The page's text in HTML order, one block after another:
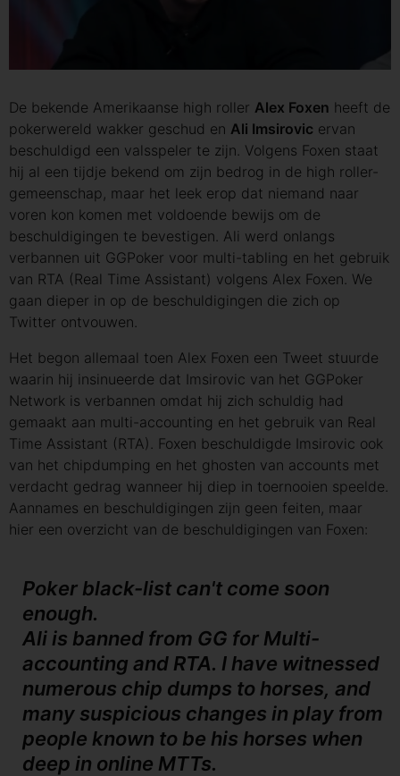
De bekende Amerikaanse high roller Alex Foxen heeft de
pokerwereld wakker geschud en Ali Imsirovic ervan
beschuldigd een valsspeler te zijn. Volgens Foxen staat
hij al een tijdje bekend om zijn bedrog in de high roller-
gemeenschap, maar het leek erop dat niemand naar
voren kon komen met voldoende bewijs om de
beschuldigingen te bevestigen. Ali werd onlangs
verbannen uit GGPoker voor multi-tabling en het gebruik
van RTA (Real Time Assistant) volgens Alex Foxen. We
gaan dieper in op de beschuldigingen die zich op
Twitter ontvouwen.
Het begon allemaal toen Alex Foxen een Tweet stuurde
waarin hij insinueerde dat Imsirovic van het GGPoker
Network is verbannen omdat hij zich schuldig had
gemaakt aan multi-accounting en het gebruik van Real
Time Assistant (RTA). Foxen beschuldigde Imsirovic ook
van het chipdumping en het ghosten van accounts met
verdacht gedrag wanneer hij diep in toernooien speelde.
Aannames en beschuldigingen zijn geen feiten, maar
hier een overzicht van de beschuldigingen van Foxen:
Poker black-list can't come soon
enough.
Ali is banned from GG for Multi-
accounting and RTA. I have witnessed
numerous chip dumps to horses, and
many suspicious changes in play from
people known to be his horses when
deep in online MTTs.